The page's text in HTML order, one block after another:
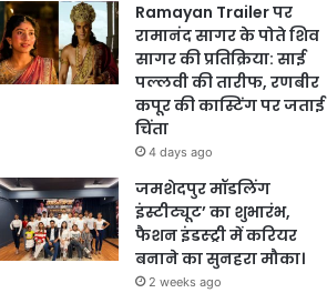
Ramayan Trailer पर
रामानंद सागर के पोते शिव
सागर की प्रतिक्रिया: साई
पल्लवी की तारीफ, रणबीर
कपूर की कास्टिंग पर जताई
चिंता
4 days ago
जमशेदपुर मॉडलिंग
इंस्टीट्यूट’ का शुभारंभ,
फैशन इंडस्ट्री में करियर
बनाने का सुनहरा मौका।
2 weeks ago